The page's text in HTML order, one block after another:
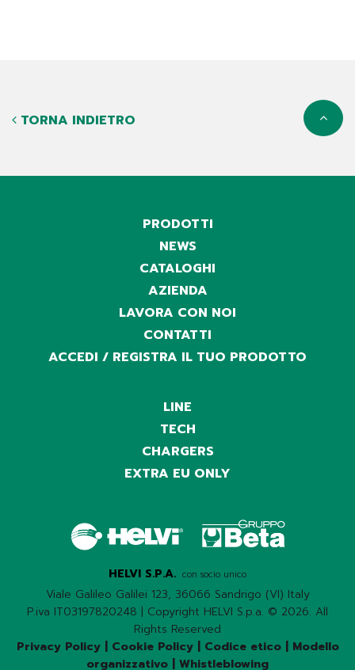
TORNA INDIETRO
PRODOTTI
NEWS
CATALOGHI
AZIENDA
LAVORA CON NOI
CONTATTI
ACCEDI / REGISTRA IL TUO PRODOTTO
LINE
TECH
CHARGERS
EXTRA EU ONLY
HELVI S.P.A. con socio unico
Viale Galileo Galilei 123, 36066 Sandrigo (VI) Italy
P.iva IT03197820248 | Copyright HELVI S.p.a. © 2026. All
Rights Reserved
Privacy Policy| Cookie Policy| Codice etico| Modello
organizzativo | Whistleblowing